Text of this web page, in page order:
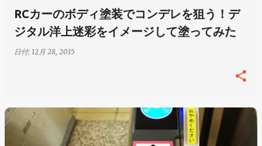
RCカーのボディ塗装でコンデレを狙う！デ
ジタル洋上迷彩をイメージして塗ってみた
日付: 12月 28, 2015